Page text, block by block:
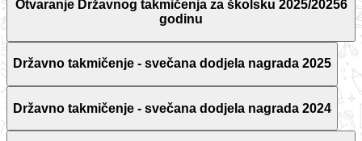
Otvaranje Državnog takmičenja za školsku 2025/20256
godinu
Državno takmičenje - svečana dodjela nagrada 2025
Državno takmičenje - svečana dodjela nagrada 2024